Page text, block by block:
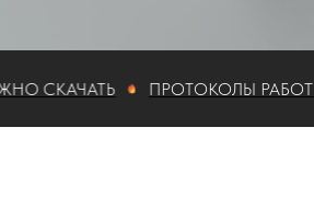
ПРОТОКОЛЫ РАБОТЫ